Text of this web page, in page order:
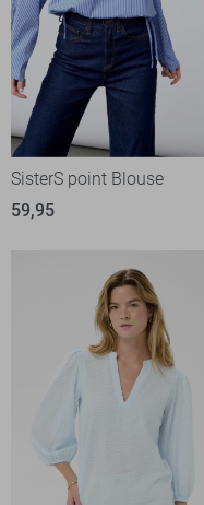
SisterS point Blouse
59,95